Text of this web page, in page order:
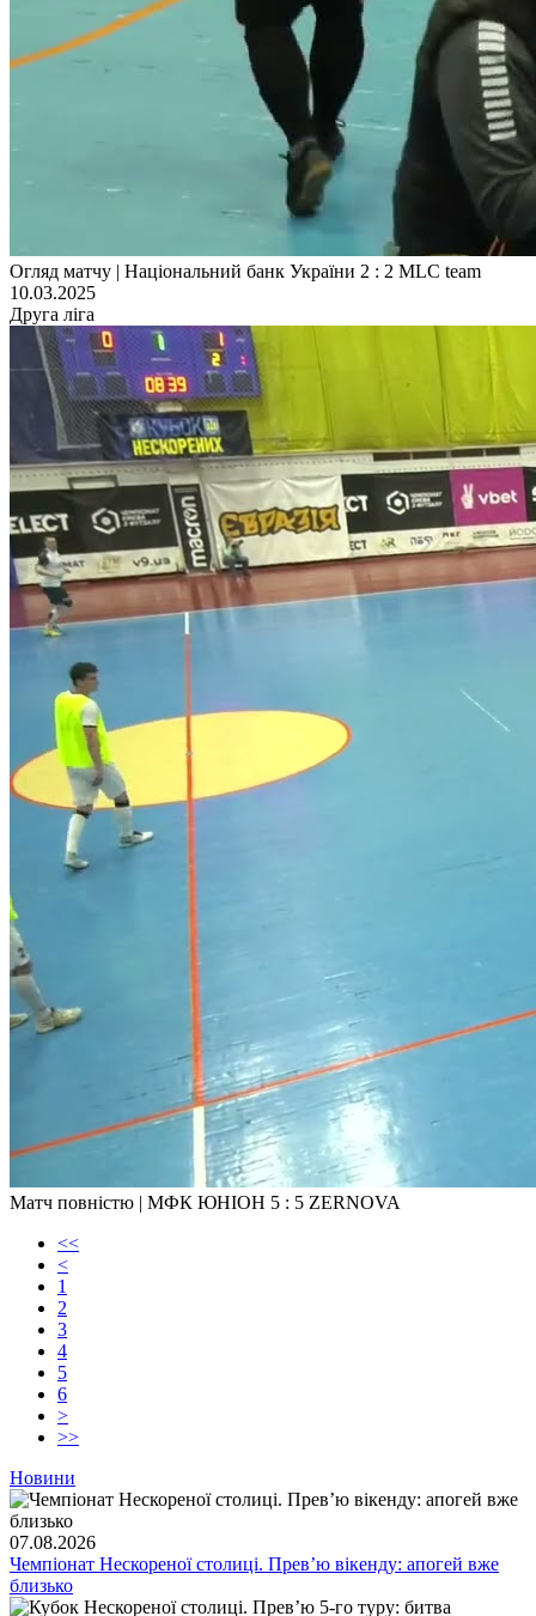
Огляд матчу | Національний банк України 2 : 2 MLC team
10.03.2025
Друга ліга
Матч повністю | МФК ЮНІОН 5 : 5 ZERNOVA
<<
<
1
2
3
4
5
6
>
>>
Новини
07.08.2026
Чемпіонат Нескореної столиці. Превʼю вікенду: апогей вже
близько